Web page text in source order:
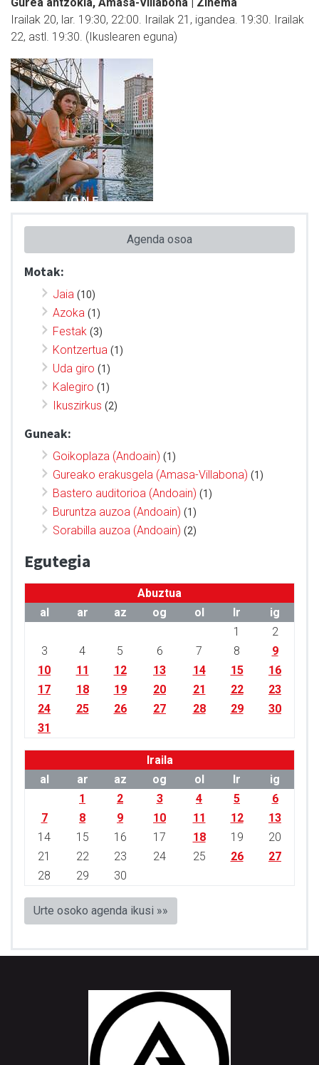
Irailak 20, lar. 19:30, 22:00. Irailak 21, igandea. 19:30. Irailak
22, astl. 19:30. (Ikuslearen eguna)
Agenda osoa
Motak:
Jaia (10)
Azoka (1)
Festak (3)
Kontzertua (1)
Uda giro (1)
Kalegiro (1)
Ikuszirkus (2)
Guneak:
Goikoplaza (Andoain) (1)
Gureako erakusgela (Amasa-Villabona) (1)
Bastero auditorioa (Andoain) (1)
Buruntza auzoa (Andoain) (1)
Sorabilla auzoa (Andoain) (2)
Egutegia
Abuztua
al
ar az og ol lr
ig
1
2
3
4 5 6 7 8
9
10
11 12 13 14 15
16
17
18 19 20 21 22
23
24
25 26 27 28 29
30
31
Iraila
al
ar az og ol lr
ig
1
2 3 4 5
6
7
8 9 10 11 12
13
14
15 16 17 18 19
20
21
22 23 24 25 26
27
28
29 30
Urte osoko agenda ikusi »»